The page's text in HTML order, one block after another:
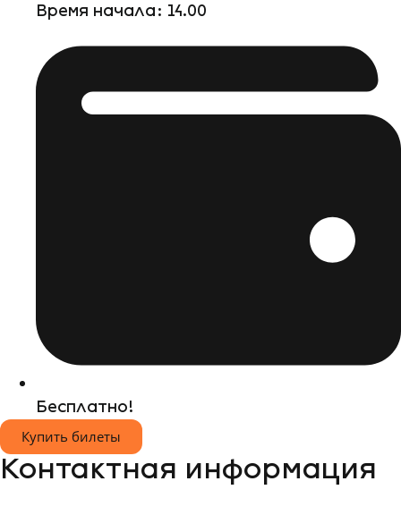
Время начала: 14.00
Бесплатно!
Купить билеты
Контактная информация